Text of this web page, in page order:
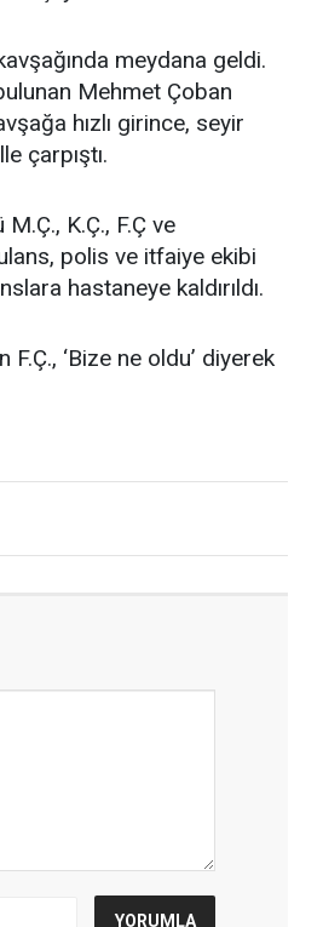
meydana geldi.
Mehmet Çoban
hızlı girince, seyir
çarpıştı.
K.Ç., F.Ç ve
polis ve itfaiye ekibi
hastaneye kaldırıldı.
‘Bize ne oldu’ diyerek